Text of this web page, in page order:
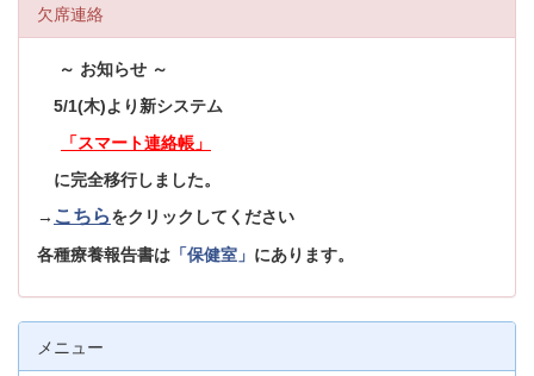
欠席連絡
～ お知らせ ～
5/1(木)より新システム
「スマート連絡帳」
に完全移行しました。
→ こちらをクリックしてください
各種療養報告書は 「保健室」 にあります。
メニュー